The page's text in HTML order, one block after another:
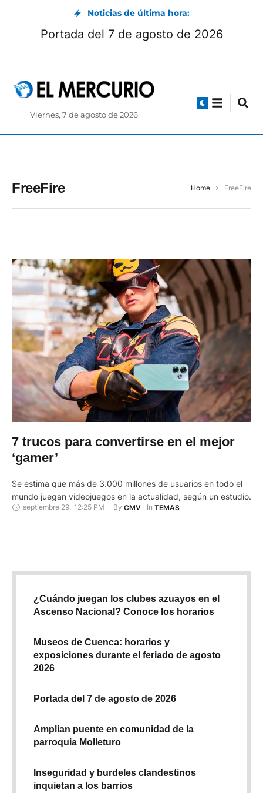
Noticias de última hora:
Portada del 7 de agosto de 2026
Viernes, 7 de agosto de 2026
FreeFire Home FreeFire
7 trucos para convertirse en el mejor
‘gamer’
Se estima que más de 3.000 millones de usuarios en todo el
mundo juegan videojuegos en la actualidad, según un estudio.
septiembre 29, 12:25 PM By CMV In TEMAS
¿Cuándo juegan los clubes azuayos en el
Ascenso Nacional? Conoce los horarios
Museos de Cuenca: horarios y
exposiciones durante el feriado de agosto
2026
Portada del 7 de agosto de 2026
Amplían puente en comunidad de la
parroquia Molleturo
Inseguridad y burdeles clandestinos
inquietan a los barrios